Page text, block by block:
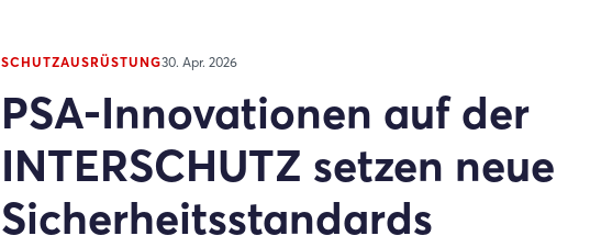
SCHUTZAUSRÜSTUNG30. Apr. 2026
PSA-Innovationen auf der
INTERSCHUTZ setzen neue
Sicherheitsstandards